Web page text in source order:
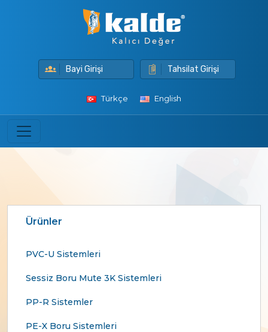
Bayi Girişi Tahsilat Girişi
Türkçe English
Ürünler
PVC-U Sistemleri
Sessiz Boru Mute 3K Sistemleri
PP-R Sistemler
PE-X Boru Sistemleri